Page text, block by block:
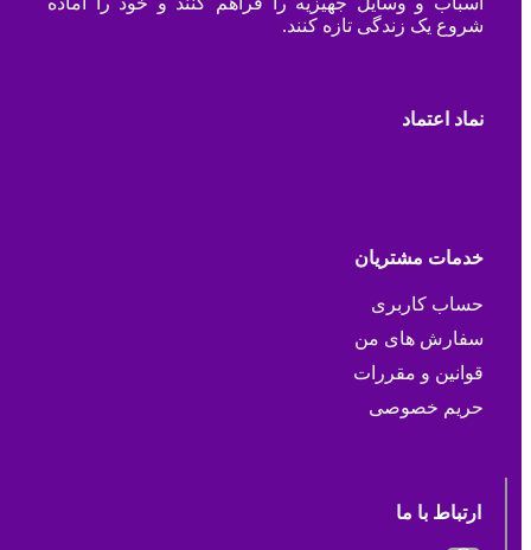
شروع یک زندگی تازه کنند.
نماد اعتماد
خدمات مشتریان
حساب کاربری
سفارش های من
قوانین و مقررات
حریم خصوصی
ارتباط با ما